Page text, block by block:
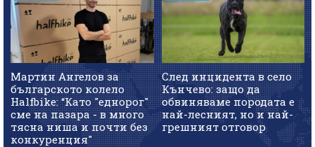
Мартин Ангелов за
българското колело
Halfbike: “Като "еднорог"
сме на пазара - в много
тясна ниша и почти без
конкуренция"
След инцидента в село
Кънчево: защо да
обвиняваме породата е
най-лесният, но и най-
грешният отговор